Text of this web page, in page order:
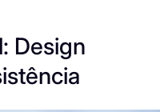
Design